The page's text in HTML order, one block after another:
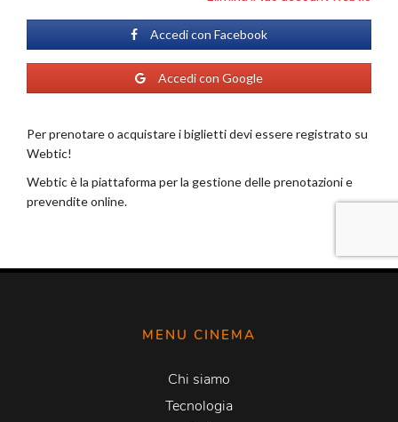
MENU CINEMA
Chi siamo
Tecnologia